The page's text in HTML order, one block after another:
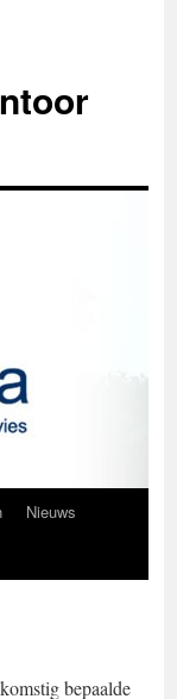
Nieuws
bepaalde